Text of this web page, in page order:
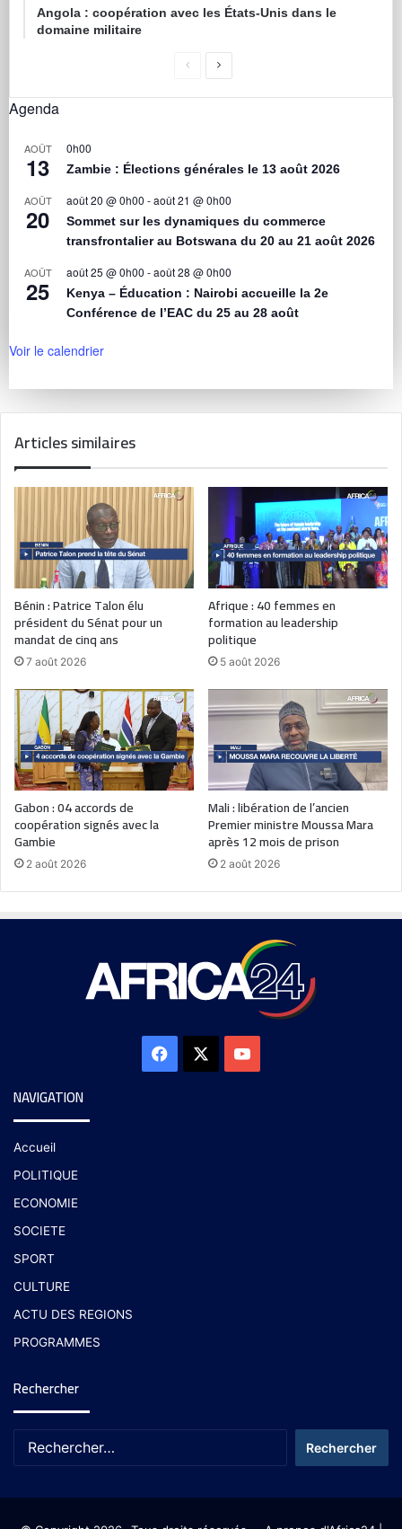
Angola : coopération avec les États-Unis dans le
domaine militaire
Agenda
AOÛT
13
0h00
Zambie : Élections générales le 13 août 2026
AOÛT
20
août 20 @ 0h00 -août 21 @ 0h00
Sommet sur les dynamiques du commerce
transfrontalier au Botswana du 20 au 21 août 2026
AOÛT
25
août 25 @ 0h00 -août 28 @ 0h00
Kenya – Éducation : Nairobi accueille la 2e
Conférence de l’EAC du 25 au 28 août
Voir le calendrier
Articles similaires
Bénin : Patrice Talon élu
président du Sénat pour un
mandat de cinq ans
7 août 2026
Afrique : 40 femmes en
formation au leadership
politique
5 août 2026
Gabon : 04 accords de
coopération signés avec la
Gambie
2 août 2026
Mali : libération de l’ancien
Premier ministre Moussa Mara
après 12 mois de prison
2 août 2026
NAVIGATION
Accueil
POLITIQUE
ECONOMIE
SOCIETE
SPORT
CULTURE
ACTU DES REGIONS
PROGRAMMES
Rechercher